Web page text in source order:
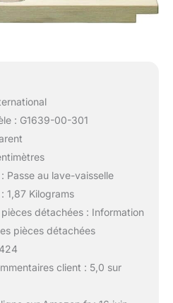
: G1639-00-301
Passe au lave-vaisselle
1,87 Kilograms
détachées : Information
pièces détachées
client : 5,0 sur